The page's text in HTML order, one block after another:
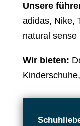
Unsere
adidas, Nike,
natural sense
Wir bieten: